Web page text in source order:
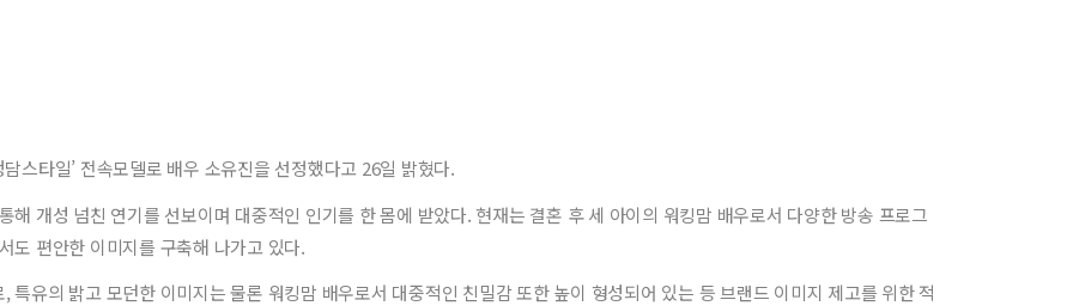
스타일’ 전속모델로 배우 소유진을 선정했다고 26일 밝혔다.
해 개성 넘친 연기를 선보이며 대중적인 인기를 한 몸에 받았다. 현재는 결혼 후 세 아이의 워킹맘 배우로서 다양한 방송 프로그
도 편안한 이미지를 구축해 나가고 있다.
유의 밝고 모던한 이미지는 물론 워킹맘 배우로서 대중적인 친밀감 또한 높이 형성되어 있는 등 브랜드 이미지 제고를 위한 적